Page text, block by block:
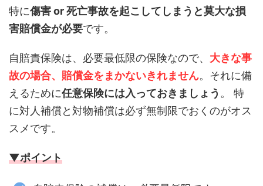
特に傷害 or 死亡事故を起こしてしまうと莫大な損
害賠償金が必要です。
自賠責保険は、必要最低限の保険なので、 大きな事
故の場合、賠償金をまかないきれません。それに備
えるために任意保険には入っておきましょう 。 特
に対人補償と対物補償は必ず無制限でおくのがオス
スメです。
▼ポイント